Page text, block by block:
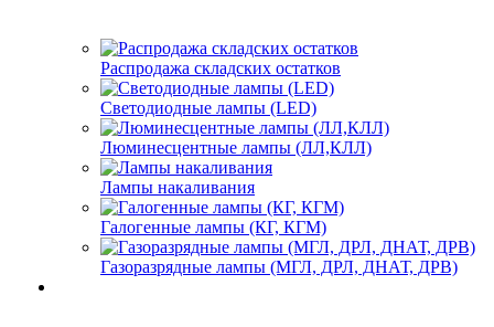
Распродажа складских остатков
Светодиодные лампы (LED)
Люминесцентные лампы (ЛЛ,КЛЛ)
Лампы накаливания
Галогенные лампы (КГ, КГМ)
Газоразрядные лампы (МГЛ, ДРЛ, ДНАТ, ДРВ)